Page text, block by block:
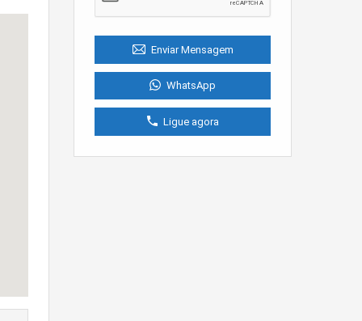
Enviar Mensagem
WhatsApp
Ligue agora